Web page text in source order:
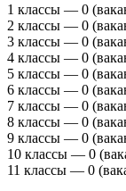
1 классы — 0
2 классы — 0
3 классы — 0
4 классы — 0
5 классы — 0
6 классы — 0
7 классы — 0
8 классы — 0
9 классы — 0
10 классы — 0
11 классы — 0